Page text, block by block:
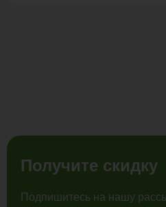
Получите скидку
Подпишитесь на нашу